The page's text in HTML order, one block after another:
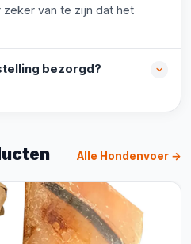
van te zijn dat het
bezorgd?
Alle Hondenvoer →